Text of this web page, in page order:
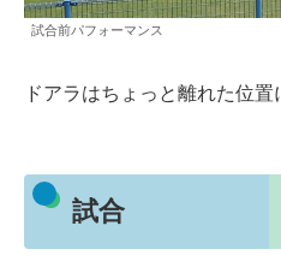
試合前パフォーマンス
ドアラはちょっと離れた位置
試合